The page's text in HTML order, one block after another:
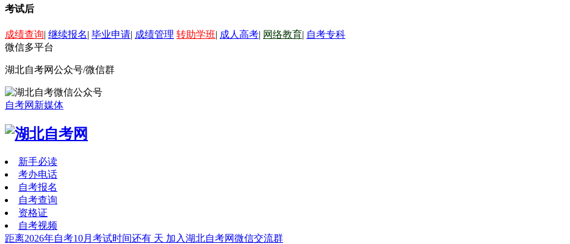
考试后
成绩查询| 继续报名| 毕业申请| 成绩管理 转助学班| 成人高考| 网络教育| 自考专科
微信多平台
湖北自考网公众号/微信群
自考网新媒体
新手必读
考办电话
自考报名
自考查询
资格证
自考视频
距离2026年自考10月考试时间还有 天 加入湖北自考网微信交流群